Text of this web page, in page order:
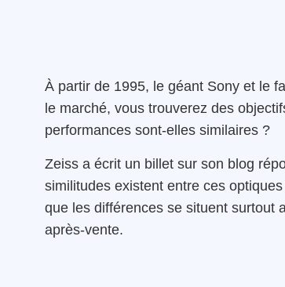
À partir de 1995, le géant Sony et le
le marché, vous trouverez des
performances sont-elles similaires ?
Zeiss a écrit un billet sur son blog
similitudes existent entre ces
que les différences se situent surtout
après-vente.